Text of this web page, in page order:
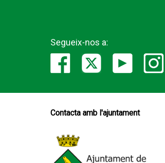
Segueix-nos a:
Contacta amb l'ajuntament